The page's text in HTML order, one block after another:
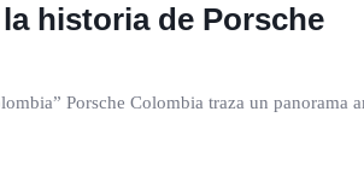
historia de Porsche
Porsche Colombia traza un panorama